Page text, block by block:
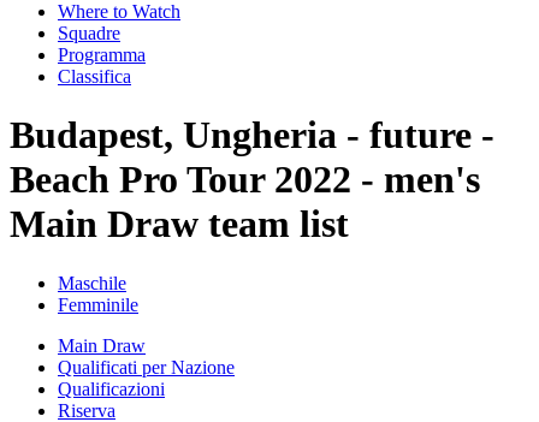
Where to Watch
Squadre
Programma
Classifica
Budapest, Ungheria - future -
Beach Pro Tour 2022 - men's
Main Draw team list
Maschile
Femminile
Main Draw
Qualificati per Nazione
Qualificazioni
Riserva